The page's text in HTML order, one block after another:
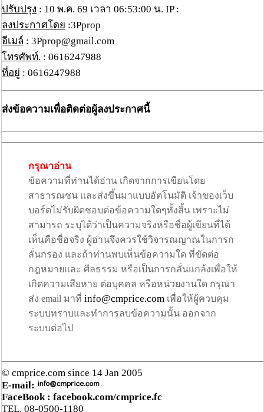
ปรับปรุง : 10 พ.ค. 69 เวลา 06:53:00 น. IP :
ลงประกาศโดย :3Pprop
อีเมล์ : 3Pprop@gmail.com
โทรศัพท์. : 0616247988
ที่อยู่ : 0616247988
ส่งข้อความเพื่อติดต่อผู้ลงประกาศนี้
กรุณาอ่าน
ข้อความที่ท่านได้อ่าน เกิดจากการเขียนโดย
สาธารณชน และส่งขึ้นมาแบบอัตโนมัติ เจ้าของเว็บ
บอร์ดไม่รับผิดชอบต่อข้อความใดๆทั้งสิ้น เพราะไม่
สามารถ ระบุได้ว่าเป็นความจริงหรือชื่อผู้เขียนที่ได้
เห็นคือชื่อจริง ผู้อ่านจึงควรใช้วิจารณญาณในการก
ลั่นกรอง และถ้าท่านพบเห็นข้อความใด ที่ขัดต่อ
กฎหมายและ ศีลธรรม หรือเป็นการกลั่นแกล้งเพื่อให้
เกิดความเสียหาย ต่อบุคคล หรือหน่วยงานใด กรุณา
ส่ง email มาที่ info@cmprice.com เพื่อให้ผู้ควบคุม
ระบบทราบและทำการลบข้อความนั้น ออกจาก
ระบบต่อไป
© cmprice.com since 14 Jan 2005
E-mail:
FaceBook : facebook.com/cmprice.fc
TEL. 08-0500-1180